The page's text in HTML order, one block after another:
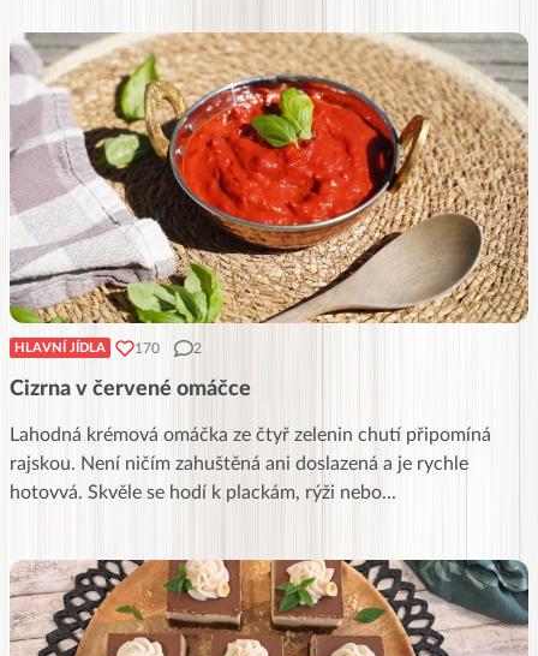
HLAVNÍ JÍDLA 170 2
Cizrna v červené omáčce
Lahodná krémová omáčka ze čtyř zelenin chutí připomíná
rajskou. Není ničím zahuštěná ani doslazená a je rychle
hotovvá. Skvěle se hodí k plackám, rýži nebo...